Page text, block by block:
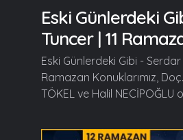
Eski Günlerdeki
Tuncer | 11
Eski Günlerdeki Gibi - Serdar
Ramazan Konuklarımız,
TÖKEL ve Halil NECİPOĞLU